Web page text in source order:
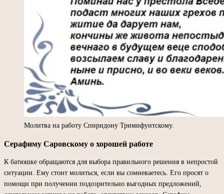
Молитва на работу Спиридону Тримифунтскому.
Серафиму Саровскому о хорошей работе
К батюшке обращаются для выбора правильного решения в непростой
ситуации. Ему стоит молиться, если вы сомневаетесь. Его просят о
помощи при получении подозрительно выгодных предложений,